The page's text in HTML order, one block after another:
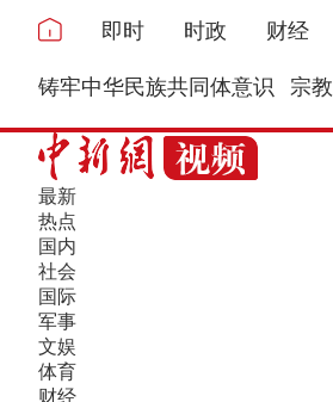
即时 时政 财经
铸牢中华民族共同体意识 宗教
最新
热点
国内
社会
国际
军事
文娱
体育
财经